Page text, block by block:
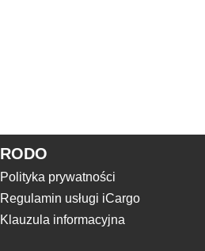
RODO
Polityka prywatności
Regulamin usługi iCargo
Klauzula informacyjna